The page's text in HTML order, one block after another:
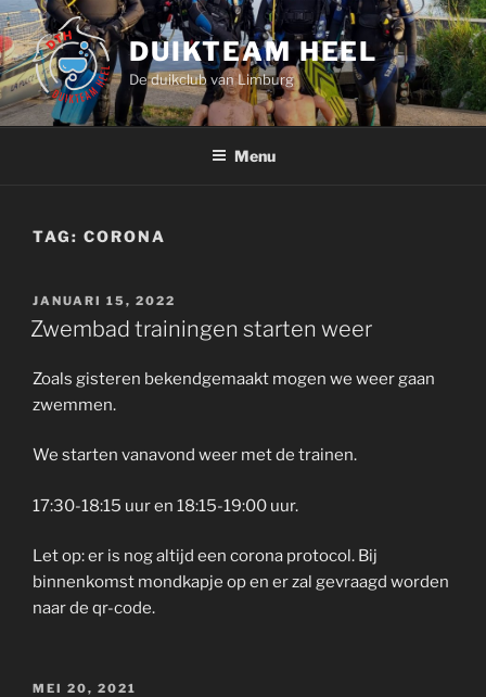
Ga
naar
de
inhoud
DUIKTEAM HEEL
De duikclub van Limburg
Menu
TAG: CORONA
GEPLAATST
OP
JANUARI 15, 2022
Zwembad trainingen starten weer
Zoals gisteren bekendgemaakt mogen we weer gaan
zwemmen.
We starten vanavond weer met de trainen.
17:30-18:15 uur en 18:15-19:00 uur.
Let op: er is nog altijd een corona protocol. Bij
binnenkomst mondkapje op en er zal gevraagd worden
naar de qr-code.
GEPLAATST
MEI 20, 2021